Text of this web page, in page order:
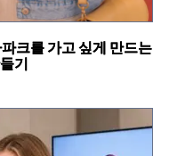
크를 가고 싶게 만드는
기